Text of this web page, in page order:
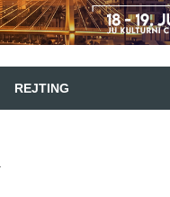
REJTING